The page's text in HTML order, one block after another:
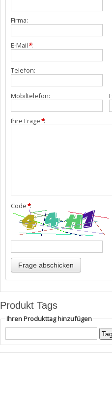
Firma:
E-Mail*:
Telefon:
Mobiltelefon:
Ihre Frage*:
Code*:
Produkt Tags
Ihren Produkttag hinzufügen